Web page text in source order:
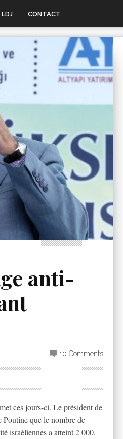
CONTACT
anti-
10 Comments
ces jours-ci. Le président de
Poutine que le nombre de
israéliennes a atteint 2 000.